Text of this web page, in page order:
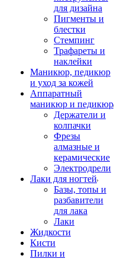
для дизайна
Пигменты и
блестки
Стемпинг
Трафареты и
наклейки
Маникюр, педикюр
и уход за кожей
Аппаратный
маникюр и педикюр
Держатели и
колпачки
Фрезы
алмазные и
керамические
Электродрели
Лаки для ногтей
Базы, топы и
разбавители
для лака
Лаки
Жидкости
Кисти
Пилки и